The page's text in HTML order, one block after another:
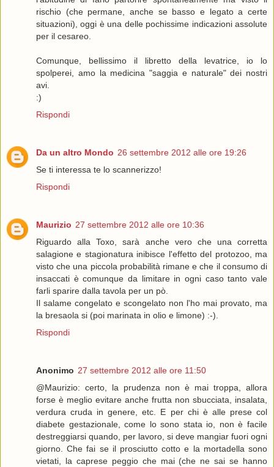
rischio (che permane, anche se basso e legato a certe
situazioni), oggi è una delle pochissime indicazioni assolute
per il cesareo.
Comunque, bellissimo il libretto della levatrice, io lo
spolperei, amo la medicina "saggia e naturale" dei nostri
avi.
:)
Rispondi
Da un altro Mondo 26 settembre 2012 alle ore 19:26
Se ti interessa te lo scannerizzo!
Rispondi
Maurizio 27 settembre 2012 alle ore 10:36
Riguardo alla Toxo, sarà anche vero che una corretta
salagione e stagionatura inibisce l'effetto del protozoo, ma
visto che una piccola probabilità rimane e che il consumo di
insaccati è comunque da limitare in ogni caso tanto vale
farli sparire dalla tavola per un pò.
Il salame congelato e scongelato non l'ho mai provato, ma
la bresaola si (poi marinata in olio e limone) :-).
Rispondi
Anonimo 27 settembre 2012 alle ore 11:50
@Maurizio: certo, la prudenza non è mai troppa, allora
forse è meglio evitare anche frutta non sbucciata, insalata,
verdura cruda in genere, etc. E per chi è alle prese col
diabete gestazionale, come lo sono stata io, non è facile
destreggiarsi quando, per lavoro, si deve mangiar fuori ogni
giorno. Che fai se il prosciutto cotto e la mortadella sono
vietati, la caprese peggio che mai (che ne sai se hanno